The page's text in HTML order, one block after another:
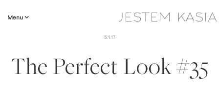
Menu
5.1.17
The Perfect Look #35